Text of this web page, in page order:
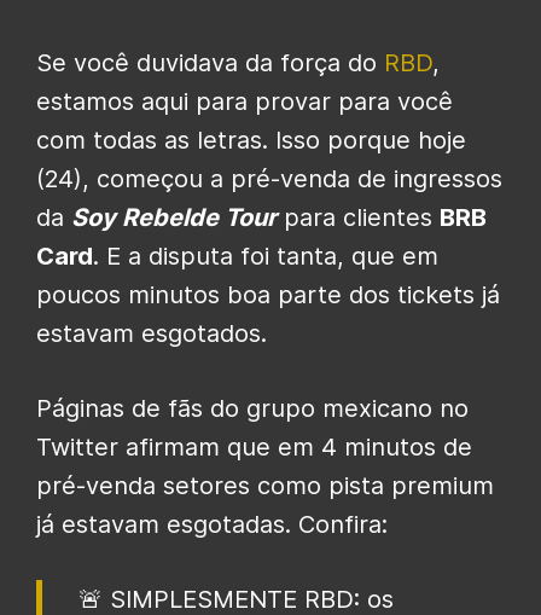
Se você duvidava da força do RBD,
estamos aqui para provar para você
com todas as letras. Isso porque hoje
(24), começou a pré-venda de ingressos
da Soy Rebelde Tourpara clientes BRB
Card. E a disputa foi tanta, que em
poucos minutos boa parte dos tickets já
estavam esgotados.
Páginas de fãs do grupo mexicano no
Twitter afirmam que em 4 minutos de
pré-venda setores como pista premium
já estavam esgotadas. Confira:
🚨 SIMPLESMENTE RBD: os